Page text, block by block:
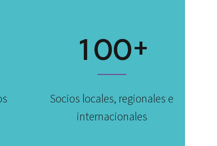
100+
Socios locales, regionales e
internacionales